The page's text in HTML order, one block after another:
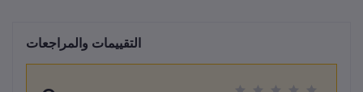
التقييمات والمراجعات